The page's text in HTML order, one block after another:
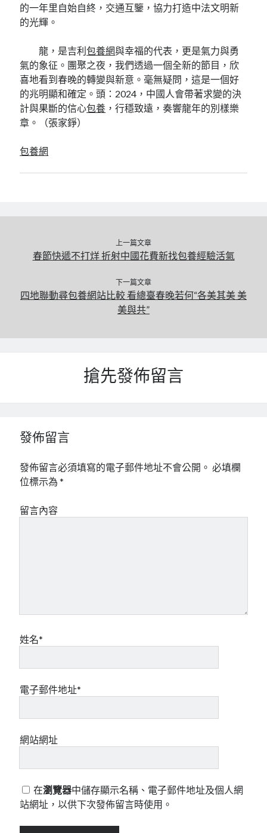
的一年里自始自終，交通互鑒，協力打造中法文明新
的光輝。
龍，是吉利包養網與幸福的代表，更是氣力與勇
氣的象征。團聚之夜，我們透過一個全新的節目，欣
喜地看到春晚的轉變與新意。毫無疑問，這是一個好
的兆明顯和確定。頭：2024，中國人會帶著求變的決
計與果斷的信心包養 ，行穩致遠，奏響龍年的別樣樂
章。（張家錚）
包養網
上一篇文章
春節快遞不打烊 折射中國花費新找包養經驗活氣
下一篇文章
四地聯動尋包養網站比較 看總臺春晚若何“各美其美 美
美與共”
搶先發佈留言
發佈留言
發佈留言必須填寫的電子郵件地址不會公開。 必填欄
位標示為*
留言內容
姓名*
電子郵件地址*
網站網址
在瀏覽器中儲存顯示名稱、電子郵件地址及個人網
站網址，以供下次發佈留言時使用。